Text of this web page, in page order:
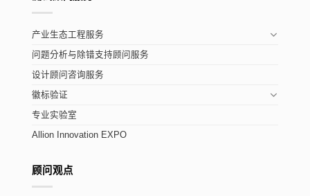
产业生态工程服务
问题分析与除错支持顾问服务
设计顾问咨询服务
徽标验证
专业实验室
Allion Innovation EXPO
顾问观点